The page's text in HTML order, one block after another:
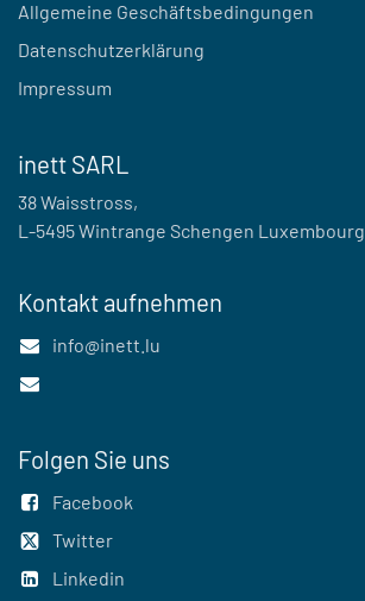
Allgemeine Geschäftsbedingungen
Datenschutzerklärung
Impressum
inett SARL
38 Waisstross,
L-5495 Wintrange Schengen Luxembourg
Kontakt aufnehmen
info@inett.lu
Folgen Sie uns
Facebook
Twitter
Linkedin